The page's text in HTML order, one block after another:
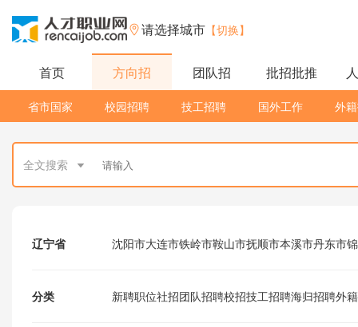
请选择城市 【切换】
首页 方向招 团队招 批招批推
省市国家 校园招聘 技工招聘 国外工作 外
全文搜索
辽宁省 沈阳市大连市铁岭市鞍山市抚顺市本溪市丹东市
分类 新聘职位社招团队招聘校招技工招聘海归招聘外